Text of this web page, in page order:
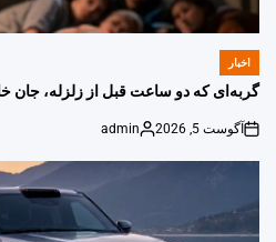
POSTED
IN
اخبار
گربه‌ای که دو ساعت قبل از زلزله، جان
on
آگوست 5, 2026
Posted
admin